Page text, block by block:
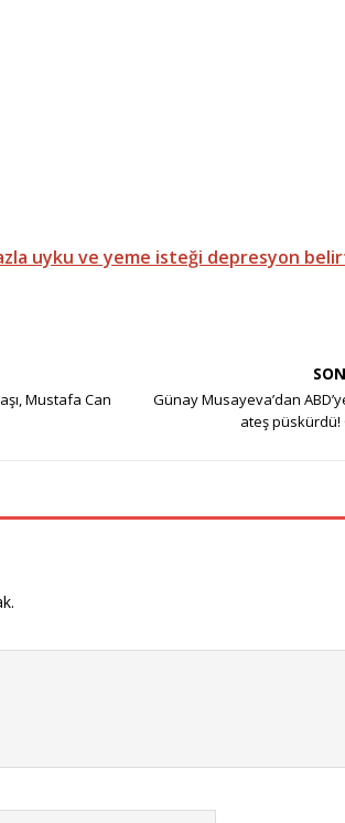
uyku ve yeme isteği depresyon
Mustafa Can
Günay Musayeva’dan
ateş